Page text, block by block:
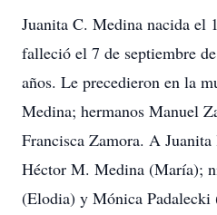
Juanita C. Medina nacida el
falleció el 7 de septiembre
años. Le precedieron en la
Medina; hermanos Manuel
Francisca Zamora. A
Héctor M. Medina (María);
(Elodia) y Mónica Padalecki